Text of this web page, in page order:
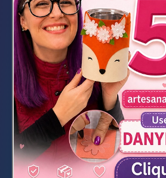
Copinho transparente
gelatinas de vários
Chocolate branco e preto
VÍDEO COMPLETO